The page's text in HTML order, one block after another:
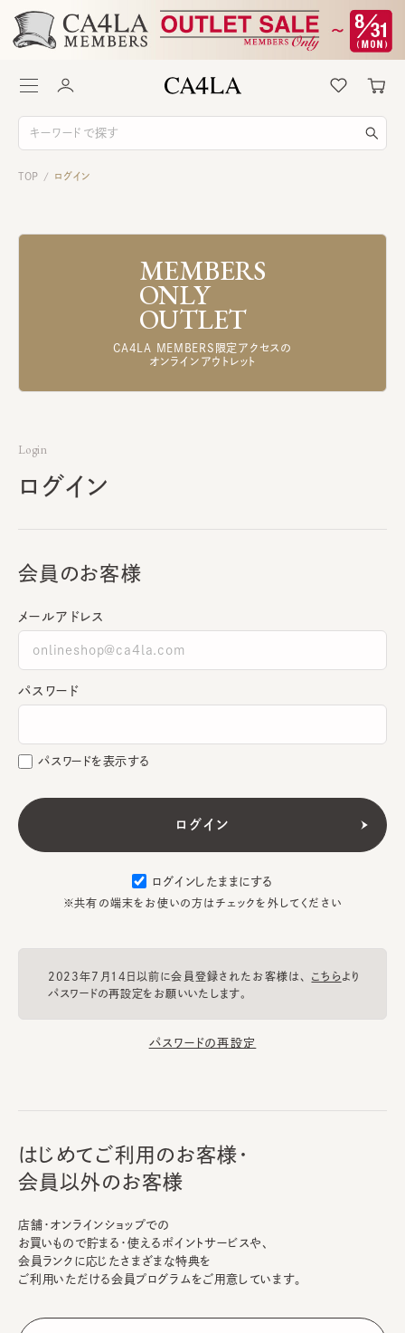
TOP / ログイン
MEMBERS
ONLY
OUTLET
CA4LA MEMBERS限定アクセスの
オンラインアウトレット
Login
ログイン
会員のお客様
メールアドレス
パスワード
パスワードを表示する
ログインしたままにする
※共有の端末をお使いの方はチェックを外してください
2023年7月14日以前に会員登録されたお客様は、 こちらより
パスワードの再設定をお願いいたします。
パスワードの再設定
はじめてご利用のお客様・
会員以外のお客様
店舗・オンラインショップでの
お買いもので貯まる・使えるポイントサービスや、
会員ランクに応じたさまざまな特典を
ご利用いただける会員プログラムをご用意しています。